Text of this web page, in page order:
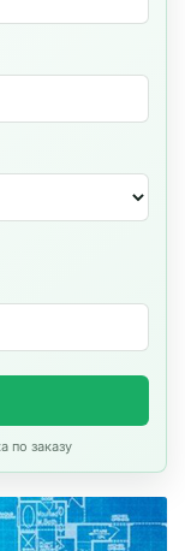
по заказу